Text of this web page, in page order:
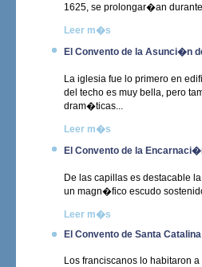
1625, se prolongar�an
Leer m�s
El Convento de la Asunci�n
La iglesia fue lo primero en
del techo es muy bella, pero
dram�ticas...
Leer m�s
El Convento de la
De las capillas es destacable
un magn�fico escudo
Leer m�s
El Convento de Santa Catalina
Los franciscanos lo habitaron